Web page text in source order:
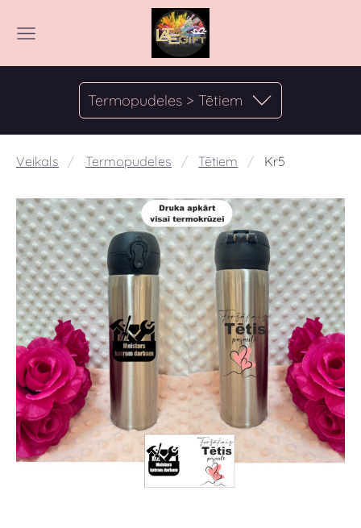
Termopudeles > Tētiem
Veikals Termopudeles Tētiem Kr5